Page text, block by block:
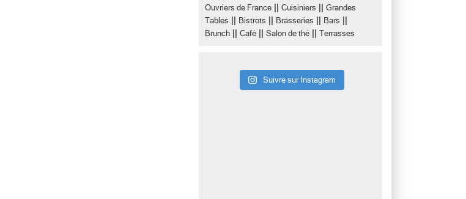
Ouvriers de France
Cuisiniers
Grandes
Tables
Bistrots Brasseries Bars
Brunch Café Salon de thé Terrasses
Suivre sur Instagram